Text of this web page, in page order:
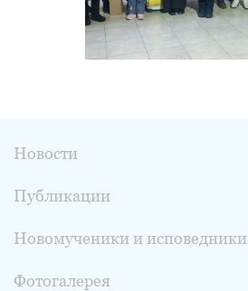
Новости
Публикации
Новомученики и исповедники
Фотогалерея